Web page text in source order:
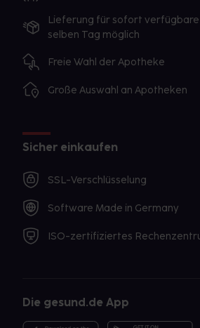
Lieferung für sofort
selben Tag möglich
Freie Wahl der Apotheke
Große Auswahl an Apotheken
Sicher einkaufen
SSL-Verschlüsselung
Software Made in Germany
ISO-zertifiziertes
Die gesund.de App